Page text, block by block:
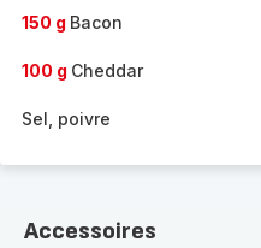
150 g Bacon
100 g Cheddar
Sel, poivre
Accessoires